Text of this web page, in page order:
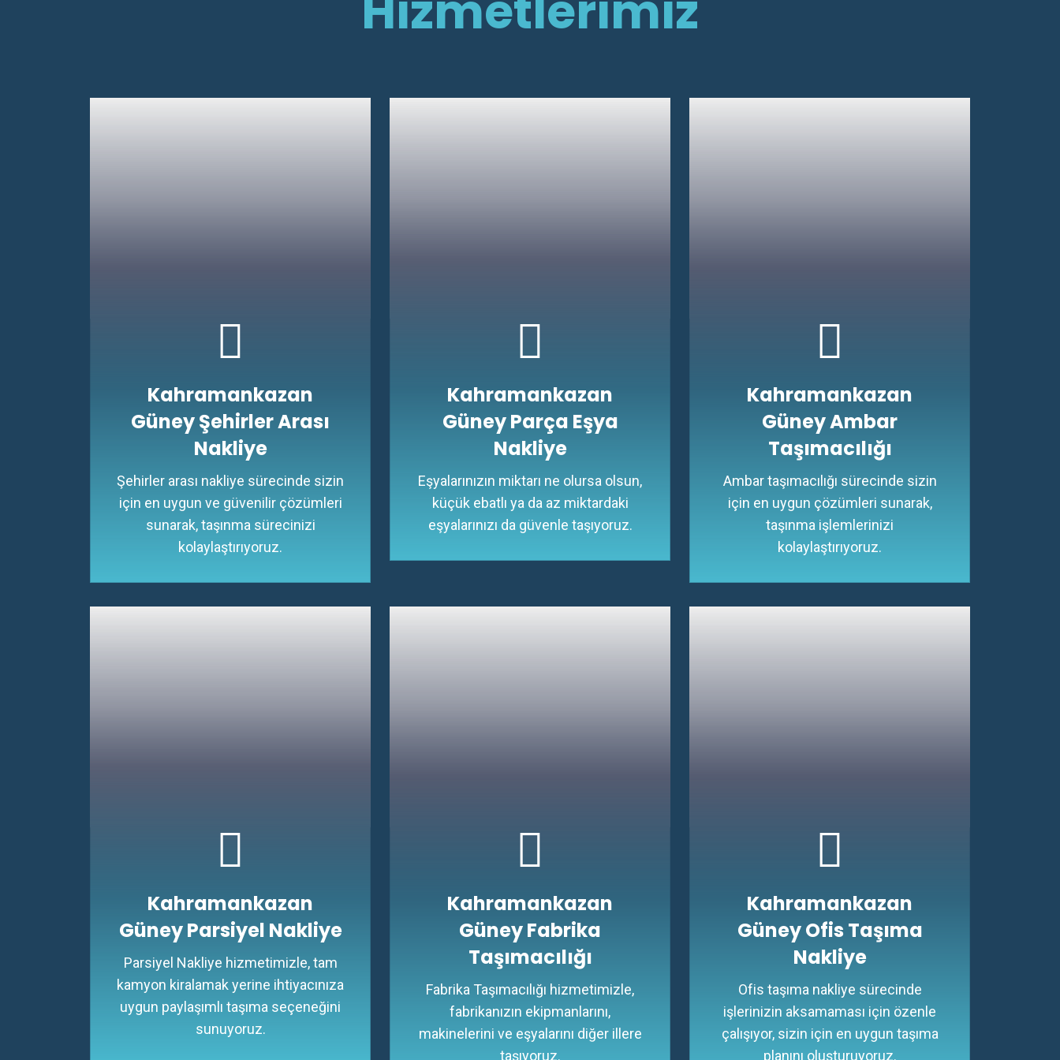
Kahramankazan
Güney Şehirler Arası
Nakliye
Şehirler arası nakliye sürecinde sizin
için en uygun ve güvenilir çözümleri
sunarak, taşınma sürecinizi
kolaylaştırıyoruz.
Kahramankazan
Güney Parça Eşya
Nakliye
Eşyalarınızın miktarı ne olursa olsun,
küçük ebatlı ya da az miktardaki
eşyalarınızı da güvenle taşıyoruz.
Kahramankazan
Güney Ambar
Taşımacılığı
Ambar taşımacılığı sürecinde sizin
için en uygun çözümleri sunarak,
taşınma işlemlerinizi
kolaylaştırıyoruz.
Kahramankazan
Güney Parsiyel Nakliye
Parsiyel Nakliye hizmetimizle, tam
kamyon kiralamak yerine ihtiyacınıza
uygun paylaşımlı taşıma seçeneğini
sunuyoruz.
Kahramankazan
Güney Fabrika
Taşımacılığı
Fabrika Taşımacılığı hizmetimizle,
fabrikanızın ekipmanlarını,
makinelerini ve eşyalarını diğer illere
taşıyoruz.
Kahramankazan
Güney Ofis Taşıma
Nakliye
Ofis taşıma nakliye sürecinde
işlerinizin aksamaması için özenle
çalışıyor, sizin için en uygun taşıma
planını oluşturuyoruz.